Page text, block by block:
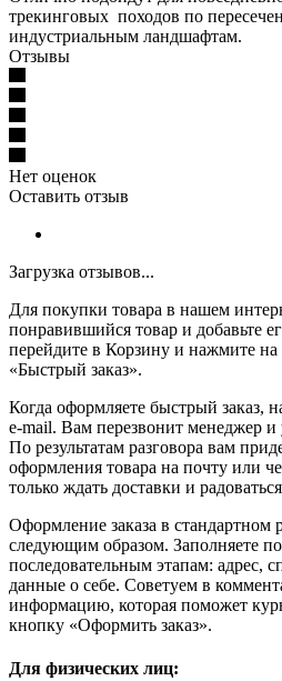
трекинговых походов по
индустриальным ландшафтам.
Отзывы
Нет оценок
Оставить отзыв
Загрузка отзывов...
Для покупки товара в нашем
понравившийся товар и добавьте
перейдите в Корзину и нажмите
«Быстрый заказ».
Когда оформляете быстрый
e-mail. Вам перезвонит менеджер и
По результатам разговора вам
оформления товара на почту или
только ждать доставки и
Оформление заказа в стандартном
следующим образом. Заполняете
последовательным этапам: адрес,
данные о себе. Советуем в
информацию, которая поможет
кнопку «Оформить заказ».
Для физических лиц: